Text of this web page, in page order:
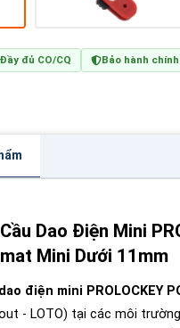
Đầy đủ CO/CQ Bảo hành
Dao Điện Mini
Mini Dưới 11mm
điện mini PROLOCKEY
- LOTO) tại các môi